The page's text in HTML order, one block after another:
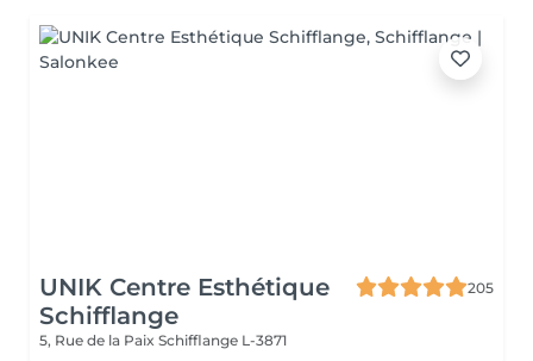
UNIK Centre Esthétique
Schifflange
205
5, Rue de la Paix Schifflange L-3871